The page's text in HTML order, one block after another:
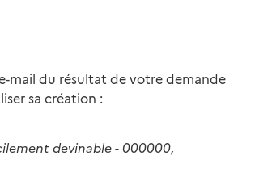
mail du résultat de votre demande
sa création :
devinable - 000000,